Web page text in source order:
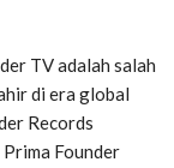
TV adalah salah
di era global
Records
Founder